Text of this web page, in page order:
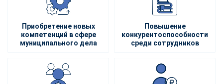
Приобретение новых
компетенций в сфере
муниципального дела
Повышение
конкурентоспособности
среди сотрудников